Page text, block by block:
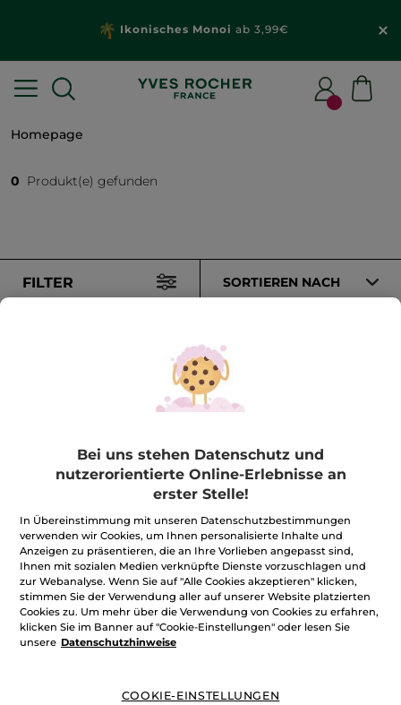
Ikonisches Monoi ab 3,99€
Homepage
0 Produkt(e) gefunden
FILTER SORTIEREN NACH
sindpflanzlich
unsere Felder
biologisch
Mehr entdecken
Bei uns stehen Datenschutz und
nutzerorientierte Online-Erlebnisse an
erster Stelle!
In Übereinstimmung mit unseren Datenschutzbestimmungen
verwenden wir Cookies, um Ihnen personalisierte Inhalte und
Anzeigen zu präsentieren, die an Ihre Vorlieben angepasst sind,
Ihnen mit sozialen Medien verknüpfte Dienste vorzuschlagen und
zur Webanalyse. Wenn Sie auf "Alle Cookies akzeptieren" klicken,
stimmen Sie der Verwendung aller auf unserer Website platzierten
Cookies zu. Um mehr über die Verwendung von Cookies zu erfahren,
klicken Sie im Banner auf "Cookie-Einstellungen" oder lesen Sie
unsere Datenschutzhinweise
COOKIE-EINSTELLUNGEN